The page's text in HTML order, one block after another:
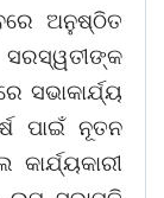
ଅନୁଷ୍ଠିତ
ସଭାକାର୍ଯ୍ୟ
ପାଇଁ ନୂତନ